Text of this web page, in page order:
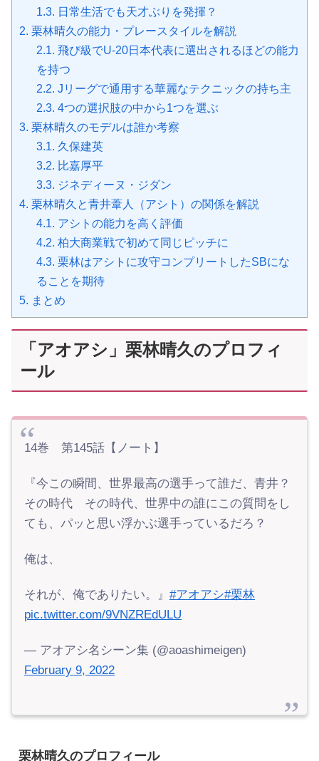
1.3. 日常生活でも天才ぶりを発揮？
2. 栗林晴久の能力・プレースタイルを解説
2.1. 飛び級でU-20日本代表に選出されるほどの能力
を持つ
2.2. Jリーグで通用する華麗なテクニックの持ち主
2.3. 4つの選択肢の中から1つを選ぶ
3. 栗林晴久のモデルは誰か考察
3.1. 久保建英
3.2. 比嘉厚平
3.3. ジネディーヌ・ジダン
4. 栗林晴久と青井葦人（アシト）の関係を解説
4.1. アシトの能力を高く評価
4.2. 柏大商業戦で初めて同じピッチに
4.3. 栗林はアシトに攻守コンプリートしたSBにな
ることを期待
5. まとめ
「アオアシ」栗林晴久のプロフィ
ール
14巻 第145話【ノート】
『今この瞬間、世界最高の選手って誰だ、青井？
その時代 その時代、世界中の誰にこの質問をし
ても、パッと思い浮かぶ選手っているだろ？
俺は、
それが、俺でありたい。』 #アオアシ#栗林
pic.twitter.com/9VNZREdULU
— アオアシ名シーン集 (@aoashimeigen)
February 9, 2022
栗林晴久のプロフィール